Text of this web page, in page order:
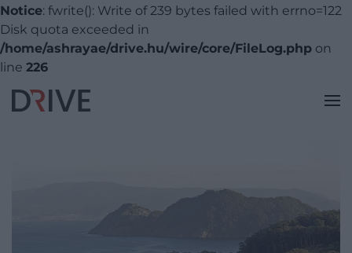
Notice: fwrite(): Write of 239 bytes failed with errno=122
Disk quota exceeded in
/home/ashrayae/drive.hu/wire/core/FileLog.php on
line 226